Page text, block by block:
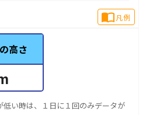
import_contacts凡例
高さ
い時は、１日に１回のみデータが